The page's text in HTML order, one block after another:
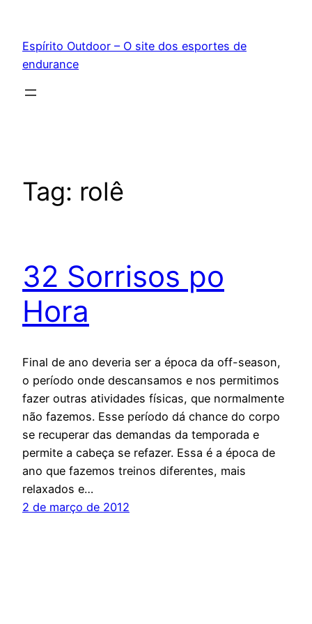
conteúdo
Espírito Outdoor – O site dos esportes de
endurance
Tag: rolê
32 Sorrisos po
Hora
Final de ano deveria ser a época da off-season,
o período onde descansamos e nos permitimos
fazer outras atividades físicas, que normalmente
não fazemos. Esse período dá chance do corpo
se recuperar das demandas da temporada e
permite a cabeça se refazer. Essa é a época de
ano que fazemos treinos diferentes, mais
relaxados e…
2 de março de 2012